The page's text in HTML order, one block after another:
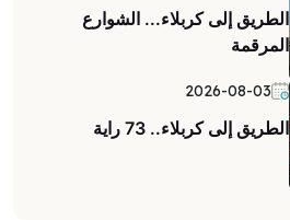
الطريق إلى كربلاء... الشوارع
المرقمة
2026-08-03
الطريق إلى كربلاء.. 73 راية